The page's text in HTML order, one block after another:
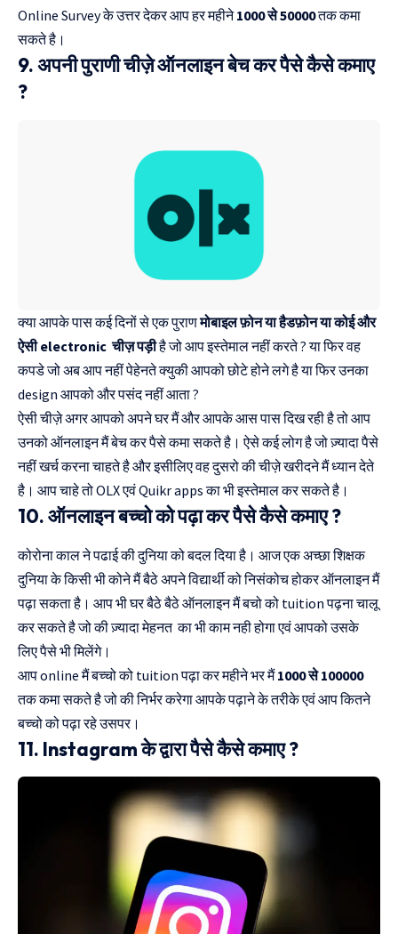
Online Survey के उत्तर देकर आप हर महीने1000 से 50000तक कमा
सकते है।
9. अपनी पुराणी चीज़े ऑनलाइन बेच कर पैसे कैसे कमाए
?
क्या आपके पास कई दिनों से एक पुराणमोबाइल फ़ोन या हैडफ़ोन या कोई और
ऐसी electronic चीज़ पड़ीहै जो आप इस्तेमाल नहीं करते ? या फिर वह
कपडे जो अब आप नहीं पेहेनते क्युकी आपको छोटे होने लगे है या फिर उनका
design आपको और पसंद नहीं आता ?
ऐसी चीज़े अगर आपको अपने घर मैं और आपके आस पास दिख रही है तो आप
उनको ऑनलाइन मैं बेच कर पैसे कमा सकते है। ऐसे कई लोग है जो ज़्यादा पैसे
नहीं खर्च करना चाहते है और इसीलिए वह दुसरो की चीज़े खरीदने मैं ध्यान देते
है। आप चाहे तो OLX एवं Quikr apps का भी इस्तेमाल कर सकते है।
10. ऑनलाइन बच्चो को पढ़ा कर पैसे कैसे कमाए ?
कोरोना काल ने पढाई की दुनिया को बदल दिया है। आज एक अच्छा शिक्षक
दुनिया के किसी भी कोने मैं बैठे अपने विद्यार्थी को निसंकोच होकर ऑनलाइन मैं
पढ़ा सकता है। आप भी घर बैठे बैठे ऑनलाइन मैं बचो को tuition पढ़ना चालू
कर सकते है जो की ज़्यादा मेहनत का भी काम नही होगा एवं आपको उसके
लिए पैसे भी मिलेंगे।
आप online मैं बच्चो को tuition पढ़ा कर महीने भर मैं1000 से 100000
तक कमा सकते है जो की निर्भर करेगा आपके पढ़ाने के तरीके एवं आप कितने
बच्चो को पढ़ा रहे उसपर।
11. Instagram के द्वारा पैसे कैसे कमाए ?